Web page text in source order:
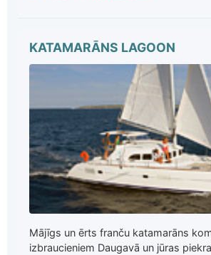
KATAMARĀNS LAGOON
Mājīgs un ērts franču katamarāns
izbraucieniem Daugavā un jūras